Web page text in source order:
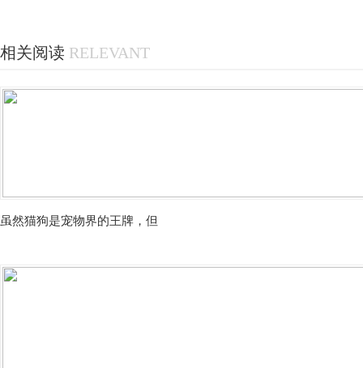
相关阅读 RELEVANT
虽然猫狗是宠物界的王牌，但